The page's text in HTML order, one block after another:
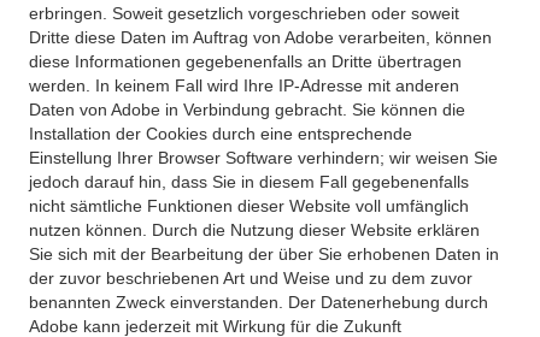
erbringen. Soweit gesetzlich vorgeschrieben oder soweit
Dritte diese Daten im Auftrag von Adobe verarbeiten, können
diese Informationen gegebenenfalls an Dritte übertragen
werden. In keinem Fall wird Ihre IP-Adresse mit anderen
Daten von Adobe in Verbindung gebracht. Sie können die
Installation der Cookies durch eine entsprechende
Einstellung Ihrer Browser Software verhindern; wir weisen Sie
jedoch darauf hin, dass Sie in diesem Fall gegebenenfalls
nicht sämtliche Funktionen dieser Website voll umfänglich
nutzen können. Durch die Nutzung dieser Website erklären
Sie sich mit der Bearbeitung der über Sie erhobenen Daten in
der zuvor beschriebenen Art und Weise und zu dem zuvor
benannten Zweck einverstanden. Der Datenerhebung durch
Adobe kann jederzeit mit Wirkung für die Zukunft